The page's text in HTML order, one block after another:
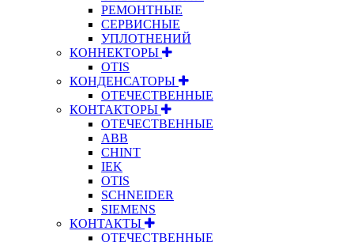
РЕМОНТНЫЕ
СЕРВИСНЫЕ
УПЛОТНЕНИЙ
КОННЕКТОРЫ
OTIS
КОНДЕНСАТОРЫ
ОТЕЧЕСТВЕННЫЕ
КОНТАКТОРЫ
ОТЕЧЕСТВЕННЫЕ
ABB
CHINT
IEK
OTIS
SCHNEIDER
SIEMENS
КОНТАКТЫ
ОТЕЧЕСТВЕННЫЕ